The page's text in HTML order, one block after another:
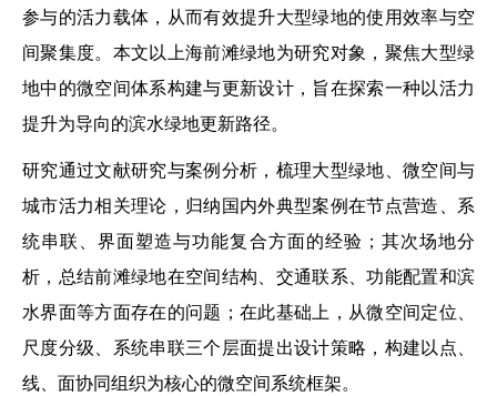
参与的活力载体，从而有效提升大型绿地的使用效率与空
间聚集度。本文以上海前滩绿地为研究对象，聚焦大型绿
地中的微空间体系构建与更新设计，旨在探索一种以活力
提升为导向的滨水绿地更新路径。
研究通过文献研究与案例分析，梳理大型绿地、微空间与
城市活力相关理论，归纳国内外典型案例在节点营造、系
统串联、界面塑造与功能复合方面的经验；其次场地分
析，总结前滩绿地在空间结构、交通联系、功能配置和滨
水界面等方面存在的问题；在此基础上，从微空间定位、
尺度分级、系统串联三个层面提出设计策略，构建以点、
线、面协同组织为核心的微空间系统框架。